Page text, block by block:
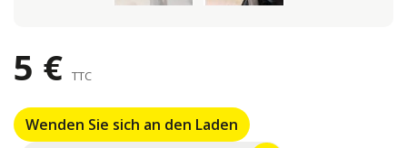
5 € TTC
Wenden Sie sich an den Laden